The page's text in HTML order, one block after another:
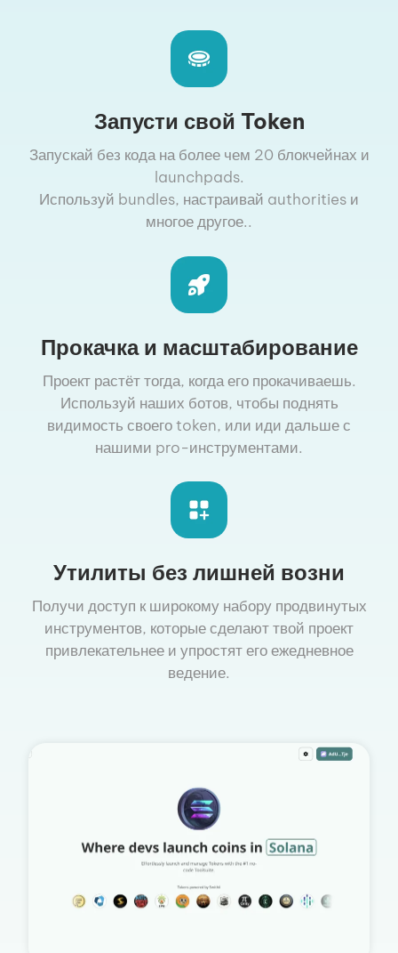
Запусти свой Token
Запускай без кода на более чем 20 блокчейнах и
launchpads.
Используй bundles, настраивай authorities и
многое другое..
Прокачка и масштабирование
Проект растёт тогда, когда его прокачиваешь.
Используй наших ботов, чтобы поднять
видимость своего token, или иди дальше с
нашими pro-инструментами.
Утилиты без лишней возни
Получи доступ к широкому набору продвинутых
инструментов, которые сделают твой проект
привлекательнее и упростят его ежедневное
ведение.